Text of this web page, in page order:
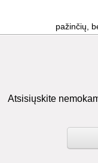
pažinčių,
Atsisiųskite